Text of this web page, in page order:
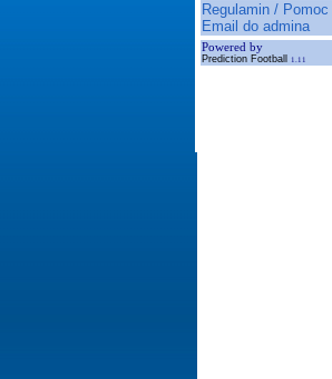
Regulamin / Pomoc
Email do admina
Powered by
Prediction Football 1.11